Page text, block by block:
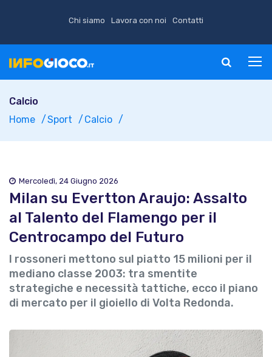
Chi siamo Lavora con noi Contatti
Calcio
Home
Sport Calcio
Mercoledì, 24 Giugno 2026
Milan su Evertton Araujo: Assalto
al Talento del Flamengo per il
Centrocampo del Futuro
I rossoneri mettono sul piatto 15 milioni per il
mediano classe 2003: tra smentite
strategiche e necessità tattiche, ecco il piano
di mercato per il gioiello di Volta Redonda.